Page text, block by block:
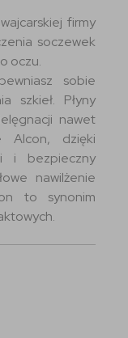
firmy
soczewek
oczu.
sobie
szkieł. Płyny
nawet
Alcon, dzięki
i bezpieczny
nawilżenie
to synonim